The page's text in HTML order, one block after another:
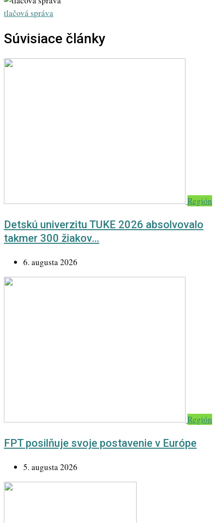
tlačová správa
Súvisiace články
Región
Detskú univerzitu TUKE 2026 absolvovalo
takmer 300 žiakov…
6. augusta 2026
Región
FPT posilňuje svoje postavenie v Európe
5. augusta 2026